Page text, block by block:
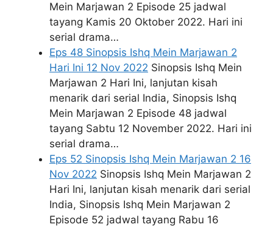
Mein Marjawan 2 Episode 25 jadwal
tayang Kamis 20 Oktober 2022. Hari ini
serial drama…
Eps 48 Sinopsis Ishq Mein Marjawan 2
Hari Ini 12 Nov 2022 Sinopsis Ishq Mein
Marjawan 2 Hari Ini, lanjutan kisah
menarik dari serial India, Sinopsis Ishq
Mein Marjawan 2 Episode 48 jadwal
tayang Sabtu 12 November 2022. Hari ini
serial drama…
Eps 52 Sinopsis Ishq Mein Marjawan 2 16
Nov 2022 Sinopsis Ishq Mein Marjawan 2
Hari Ini, lanjutan kisah menarik dari serial
India, Sinopsis Ishq Mein Marjawan 2
Episode 52 jadwal tayang Rabu 16